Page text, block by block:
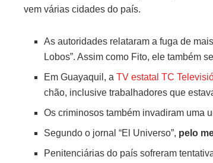
vem várias cidades do país.
As autoridades relataram a fuga de
Lobos”. Assim como Fito, ele também
Em Guayaquil, aTV estatal TC
chão, inclusive trabalhadores que
Os criminosos também invadiram uma
Segundo o jornal “El Universo”, pelo
Penitenciárias do país sofreram